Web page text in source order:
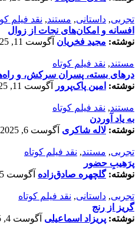
تجربی, داستانی, مستند, نقد فیلم
افسانه‌ و امکان‌های نجات از زوال
نوشته: مجید فخریان آگوست 11, 2025
مستند, نقد فیلم کوتاه
درهای بسته، پسران سرکش، و
نوشته: امین پاک‌پرور آگوست 11, 2025
مستند, نقد فیلم کوتاه
به یاد آوردن
نوشته: لاله شاکری آگوست 6, 2025
تجربی, مستند, نقد فیلم کوتاه
پرَهیب‌ِ حضور
نوشته:گلچهره صادق‌زاده آگوست 5, 2025
تجربی, داستانی, نقد فیلم کوتاه
گریز از رنج
نوشته: پریزاد اسماعیلی آگوست 4, 2025